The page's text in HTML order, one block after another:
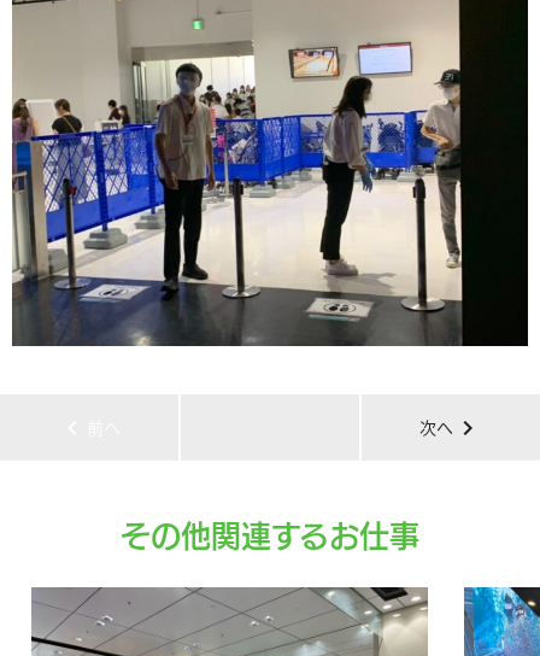
次へ chevron_right
その他関連するお仕事